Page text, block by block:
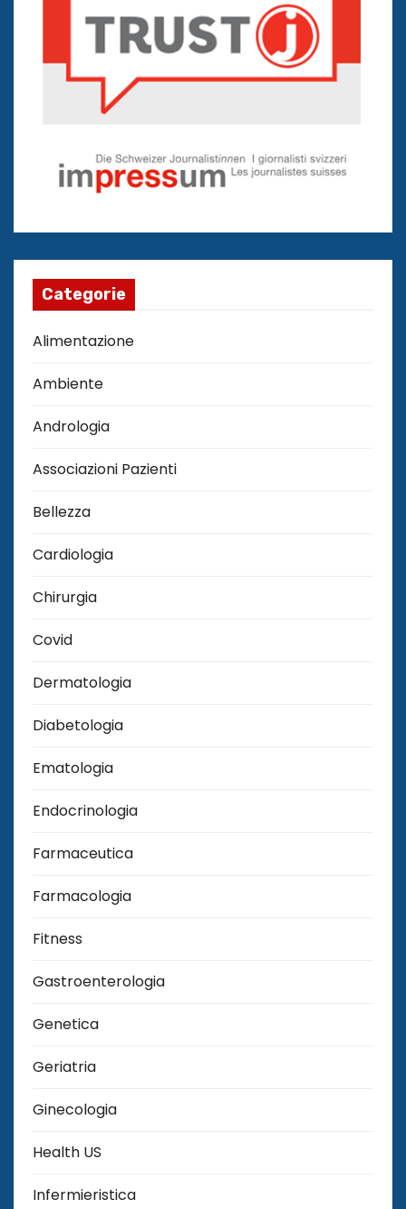
Categorie
Alimentazione
Ambiente
Andrologia
Associazioni Pazienti
Bellezza
Cardiologia
Chirurgia
Covid
Dermatologia
Diabetologia
Ematologia
Endocrinologia
Farmaceutica
Farmacologia
Fitness
Gastroenterologia
Genetica
Geriatria
Ginecologia
Health US
Infermieristica